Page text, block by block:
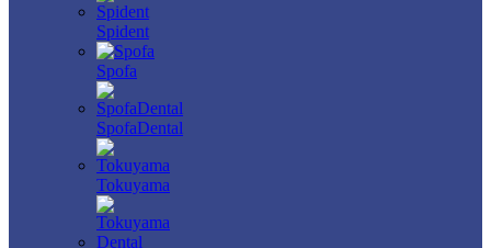
Spident
Spofa
SpofaDental
Tokuyama